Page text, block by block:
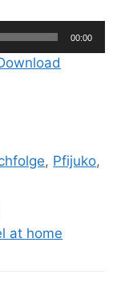
00:00
, Pfijuko,
at home